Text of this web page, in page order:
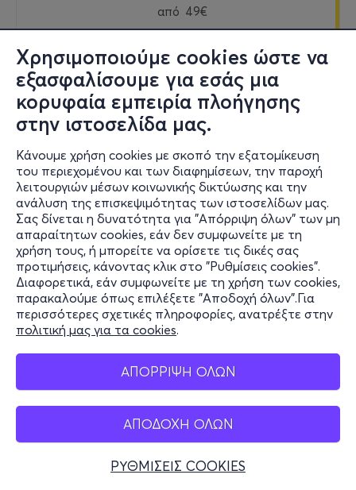
Χρησιμοποιούμε cookies ώστε να
εξασφαλίσουμε για εσάς μια
κορυφαία εμπειρία πλοήγησης
στην ιστοσελίδα μας.
Κάνουμε χρήση cookies με σκοπό την εξατομίκευση
του περιεχομένου και των διαφημίσεων, την παροχή
λειτουργιών μέσων κοινωνικής δικτύωσης και την
ανάλυση της επισκεψιμότητας των ιστοσελίδων μας.
Σας δίνεται η δυνατότητα για "Απόρριψη όλων" των μη
απαραίτητων cookies, εάν δεν συμφωνείτε με τη
χρήση τους, ή μπορείτε να ορίσετε τις δικές σας
προτιμήσεις, κάνοντας κλικ στο "Ρυθμίσεις cookies".
Διαφορετικά, εάν συμφωνείτε με τη χρήση των cookies,
παρακαλούμε όπως επιλέξετε "Αποδοχή όλων".Για
περισσότερες σχετικές πληροφορίες, ανατρέξτε στην
πολιτική μας για τα cookies.
ΑΠΟΡΡΙΨΗ ΟΛΩΝ
ΑΠΟΔΟΧΗ ΟΛΩΝ
ΡΥΘΜΙΣΕΙΣ COOKIES
από 49€
Εισιτήρια